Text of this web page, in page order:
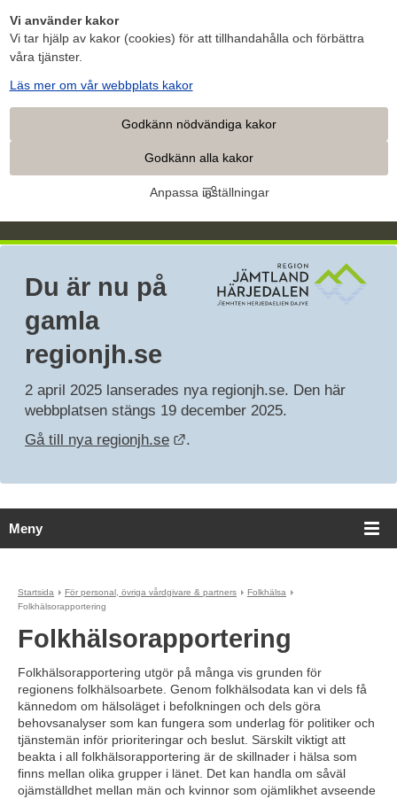
Vi använder kakor
Vi tar hjälp av kakor (cookies) för att tillhandahålla och förbättra
våra tjänster.
Läs mer om vår webbplats kakor
Godkänn nödvändiga kakor
Godkänn alla kakor
Anpassa inställningar
Du är nu på
gamla
regionjh.se
2 april 2025 lanserades nya regionjh.se. Den här
webbplatsen stängs 19 december 2025.
Gå till nya regionjh.se
Länk till annan webbplats.
.
Meny
Startsida För personal, övriga vårdgivare & partners
Folkhälsa
Folkhälsorapportering
Folkhälsorapportering
Folkhälsorapportering utgör på många vis grunden för
regionens folkhälsoarbete. Genom folkhälsodata kan vi dels få
kännedom om hälsoläget i befolkningen och dels göra
behovsanalyser som kan fungera som underlag för politiker och
tjänstemän inför prioriteringar och beslut. Särskilt viktigt att
beakta i all folkhälsorapportering är de skillnader i hälsa som
finns mellan olika grupper i länet. Det kan handla om såväl
ojämställdhet mellan män och kvinnor som ojämlikhet avseende